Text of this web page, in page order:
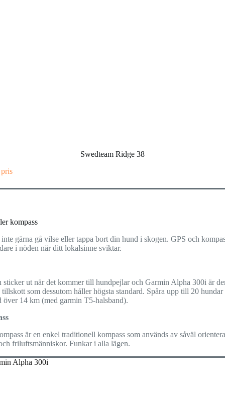
Swedteam Ridge 38
kompass
gärna gå vilse eller tappa bort din hund i skogen. GPS och
i nöden när ditt lokalsinne sviktar.
sticker ut när det kommer till hundpejlar och Garmin Alpha 300i är
tillskott som dessutom håller högsta standard. Spåra upp till 20 hundar
över 14 km (med garmin T5-halsband).
är en enkel traditionell kompass som används av såväl
friluftsmänniskor. Funkar i alla lägen.